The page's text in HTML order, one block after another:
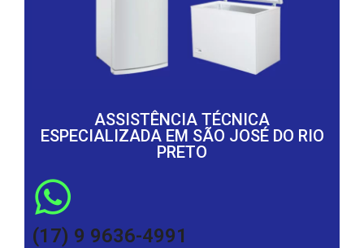
ASSISTÊNCIA TÉCNICA
ESPECIALIZADA EM SÃO JOSÉ DO RIO
PRETO
(17) 9 9636-4991